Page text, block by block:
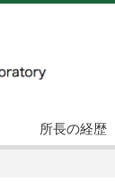
所長の経歴